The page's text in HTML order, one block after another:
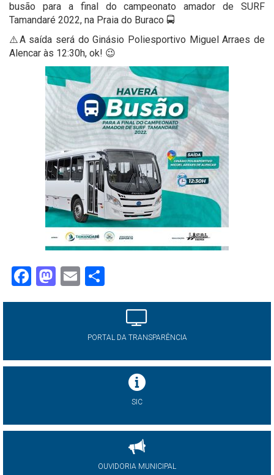
busão para a final do campeonato amador de SURF
Tamandaré 2022, na Praia do Buraco 🚍
⚠️A saída será do Ginásio Poliesportivo Miguel Arraes de
Alencar às 12:30h, ok! 😉
Facebook
Mastodon
Email
PORTAL DA TRANSPARÊNCIA
SIC
OUVIDORIA MUNICIPAL